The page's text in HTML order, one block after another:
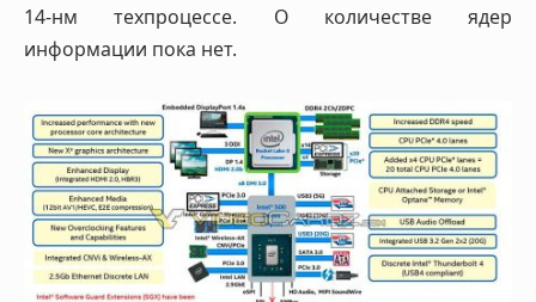
14-нм техпроцессе. О количестве ядер
информации пока нет.